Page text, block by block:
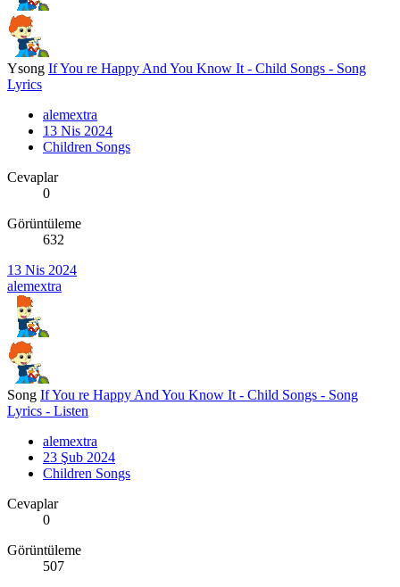
Ysong If You re Happy And You Know It - Child Songs - Song
Lyrics
alemextra
13 Nis 2024
Children Songs
Cevaplar
0
Görüntüleme
632
13 Nis 2024
alemextra
Song If You re Happy And You Know It - Child Songs - Song
Lyrics - Listen
alemextra
23 Şub 2024
Children Songs
Cevaplar
0
Görüntüleme
507